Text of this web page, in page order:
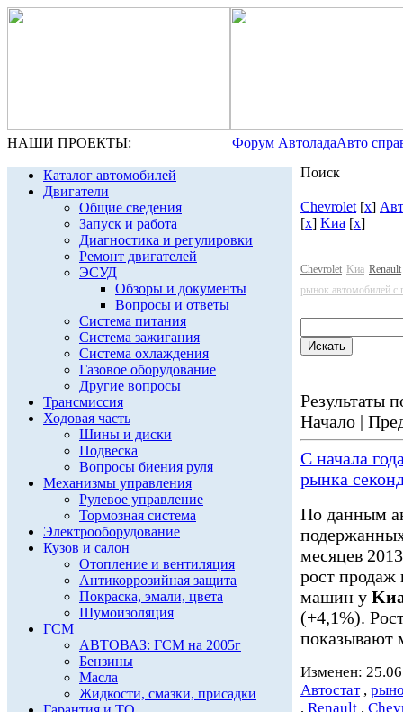
НАШИ ПРОЕКТЫ: Форум АвтоладаАвто
Каталог автомобилей
Двигатели
Общие сведения
Запуск и работа
Диагностика и регулировки
Ремонт двигателей
ЭСУД
Обзоры и документы
Вопросы и ответы
Система питания
Система зажигания
Система охлаждения
Газовое оборудование
Другие вопросы
Трансмиссия
Ходовая часть
Шины и диски
Подвеска
Вопросы биения руля
Механизмы управления
Рулевое управление
Тормозная система
Электрооборудование
Кузов и салон
Отопление и вентиляция
Антикоррозийная защита
Покраска, эмали, цвета
Шумоизоляция
ГСМ
АВТОВАЗ: ГСМ на 2005г
Бензины
Масла
Жидкости, смазки, присадки
Поиск
Chevrolet [x]
[x] Kиа [x]
Chevrolet Kиа Renault
рынок автомобилей с
Результаты
Начало |
С начала
рынка
По данным
месяцев
рост
машин у
(+4,1%).
показывают
Изменен:
Автостат,
, Renault ,